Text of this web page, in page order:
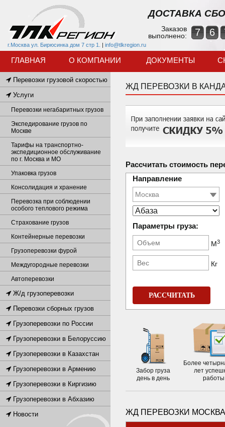
г.Москва ул. Бирюсинка дом 7 стр 1. | info@tlkregion.ru
ДОСТАВКА
Заказов
выполнено:
7 6
ГЛАВНАЯ О КОМПАНИИ ДОКУМЕНТЫ
ЖД ПЕРЕВОЗКИ В
Рассчитать стоимость
Направление
Параметры груза:
М3
Кг
РАССЧИТАТЬ
Забор груза
день в день
Более
лет
работы
ЖД ПЕРЕВОЗКИ
Перевозки грузовой скоростью
Услуги
Перевозки негабаритных грузов
Экспедирование грузов по
Москве
Тарифы на транспортно-
экспедиционное обслуживание
по г. Москва и МО
Упаковка грузов
Консолидация и хранение
Перевозка при соблюдении
особого теплового режима
Страхование грузов
Контейнерные перевозки
Грузоперевозки фурой
Междугородные перевозки
Автоперевозки
Ж/д грузоперевозки
Перевозки сборных грузов
Грузоперевозки по России
Грузоперевозки в Белоруссию
Грузоперевозки в Казахстан
Грузоперевозки в Армению
Грузоперевозки в Киргизию
Грузоперевозки в Абхазию
Новости